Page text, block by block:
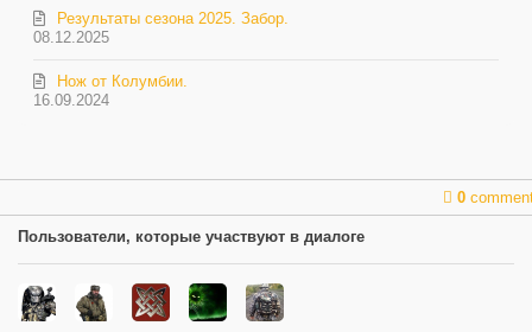
08.12.2025
Результаты сезона 2025. Забор.
16.09.2024
Нож от Колумбии.
0
Пользователи, которые участвуют в диалоге